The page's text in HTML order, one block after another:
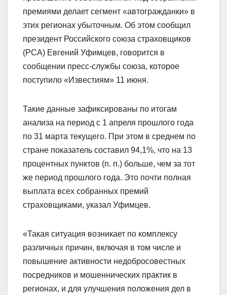
премиями делает сегмент «автогражданки» в
этих регионах убыточным. Об этом сообщил
президент Российского союза страховщиков
(РСА) Евгений Уфимцев, говорится в
сообщении пресс-службы союза, которое
поступило «Известиям» 11 июня.
Такие данные зафиксированы по итогам
анализа на период с 1 апреля прошлого года
по 31 марта текущего. При этом в среднем по
стране показатель составил 94,1%, что на 13
процентных пунктов (п. п.) больше, чем за тот
же период прошлого года. Это почти полная
выплата всех собранных премий
страховщиками, указал Уфимцев.
«Такая ситуация возникает по комплексу
различных причин, включая в том числе и
повышение активности недобросовестных
посредников и мошеннических практик в
регионах, и для улучшения положения дел в